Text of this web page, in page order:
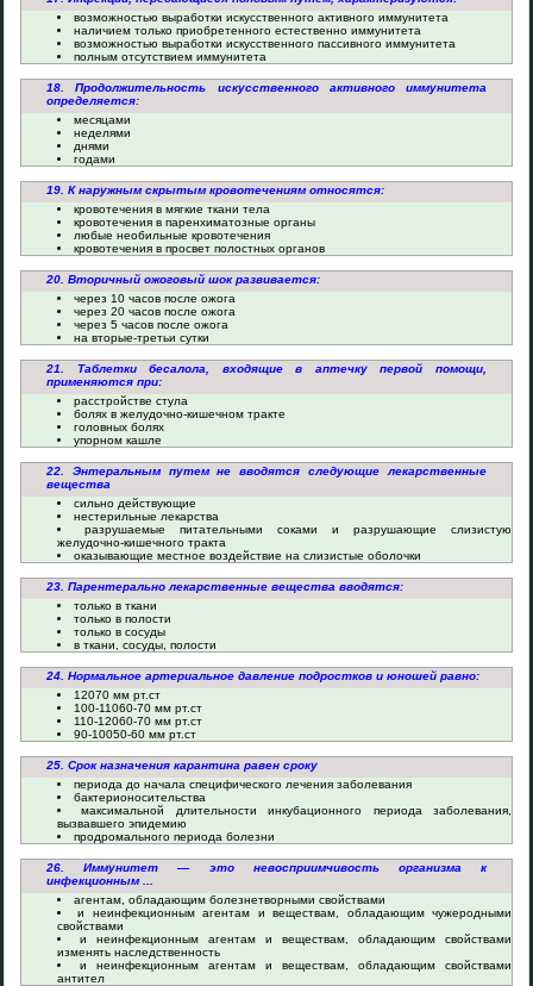
возможностью выработки искусственного активного иммунитета
наличием только приобретенного естественно иммунитета
возможностью выработки искусственного пассивного иммунитета
полным отсутствием иммунитета
18. Продолжительность искусственного активного иммунитета
определяется:
месяцами
неделями
днями
годами
19. К наружным скрытым кровотечениям относятся:
кровотечения в мягкие ткани тела
кровотечения в паренхиматозные органы
любые необильные кровотечения
кровотечения в просвет полостных органов
20. Вторичный ожоговый шок развивается:
через 10 часов после ожога
через 20 часов после ожога
через 5 часов после ожога
на вторые-третьи сутки
21. Таблетки бесалола, входящие в аптечку первой помощи,
применяются при:
расстройстве стула
болях в желудочно-кишечном тракте
головных болях
упорном кашле
22. Энтеральным путем не вводятся следующие лекарственные
вещества
сильно действующие
нестерильные лекарства
разрушаемые питательными соками и разрушающие слизистую
желудочно-кишечного тракта
оказывающие местное воздействие на слизистые оболочки
23. Парентерально лекарственные вещества вводятся:
только в ткани
только в полости
только в сосуды
в ткани, сосуды, полости
24. Нормальное артериальное давление подростков и юношей равно:
12070 мм рт.ст
100-11060-70 мм рт.ст
110-12060-70 мм рт.ст
90-10050-60 мм рт.ст
25. Срок назначения карантина равен сроку
периода до начала специфического лечения заболевания
бактерионосительства
максимальной длительности инкубационного периода заболевания,
вызвавшего эпидемию
продромального периода болезни
26. Иммунитет — это невосприимчивость организма к
инфекционным ...
агентам, обладающим болезнетворными свойствами
и неинфекционным агентам и веществам, обладающим чужеродными
свойствами
и неинфекционным агентам и веществам, обладающим свойствами
изменять наследственность
и неинфекционным агентам и веществам, обладающим свойствами
антител